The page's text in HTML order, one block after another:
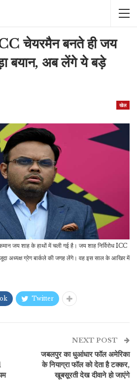
चेयरमैन बनते ही जय
बयान, अब लेंगे ये बड़े
खेल
जय शाह के हाथों में चली गई है। जय शाह निर्विरोध ICC
अध्यक्ष ग्रेग बार्कले की जगह लेंगे। वह इस साल के आखिर में
Twitter
NEXT POST
जबलपुर का धुआंधार फॉल अमेरिका
के नियाग्रा फॉल को देता है टक्कर,
खूबसूरती देख दीवाने हो जाएंगे